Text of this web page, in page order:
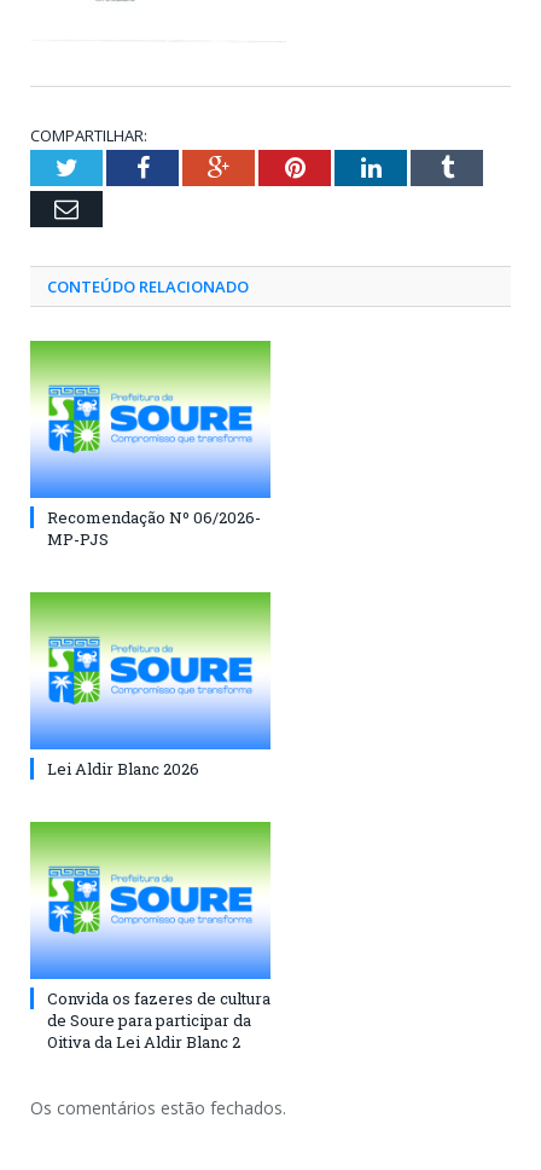
COMPARTILHAR:
TwitterFacebookGoogle+PinterestLinkedInTumblr
Email
CONTEÚDO RELACIONADO
Recomendação Nº 06/2026-
MP-PJS
Lei Aldir Blanc 2026
Convida os fazeres de cultura
de Soure para participar da
Oitiva da Lei Aldir Blanc 2
Os comentários estão fechados.